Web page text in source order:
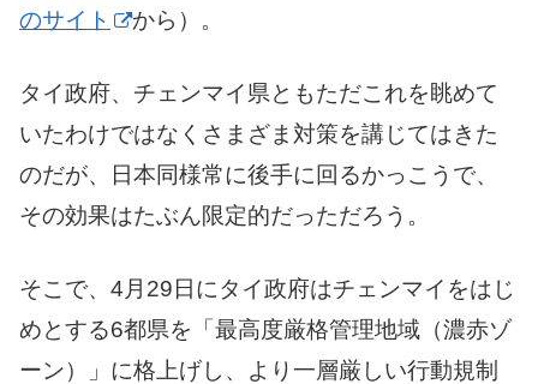
のサイト
から）。
タイ政府、チェンマイ県ともただこれを眺めて
いたわけではなくさまざま対策を講じてはきた
のだが、日本同様常に後手に回るかっこうで、
その効果はたぶん限定的だっただろう。
そこで、4月29日にタイ政府はチェンマイをはじ
めとする6都県を「最高度厳格管理地域（濃赤ゾ
ーン）」に格上げし、より一層厳しい行動規制